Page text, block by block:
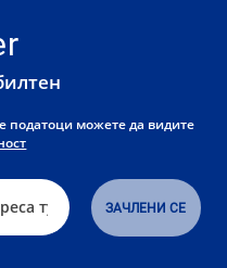
податоци можете да видите